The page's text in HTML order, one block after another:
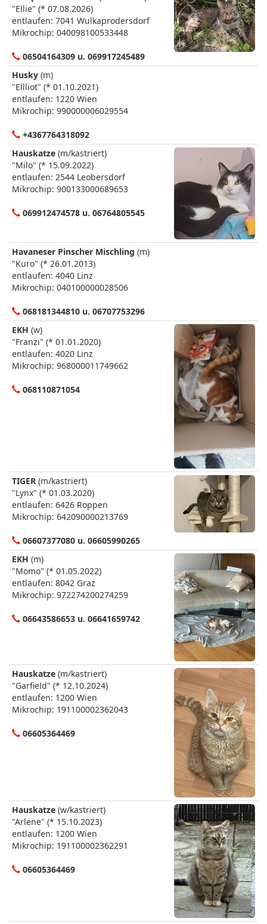
"Ellie" (* 07.08.2026)
entlaufen: 7041 Wulkaprodersdorf
Mikrochip: 040098100533448
06504164309 u. 069917245489
Husky (m)
"Ellliot" (* 01.10.2021)
entlaufen: 1220 Wien
Mikrochip: 990000006029554
+4367764318092
Hauskatze (m/kastriert)
"Milo" (* 15.09.2022)
entlaufen: 2544 Leobersdorf
Mikrochip: 900133000689653
069912474578 u. 06764805545
Havaneser Pinscher Mischling (m)
"Kuro" (* 26.01.2013)
entlaufen: 4040 Linz
Mikrochip: 040100000028506
068181344810 u. 06707753296
EKH (w)
"Franzi" (* 01.01.2020)
entlaufen: 4020 Linz
Mikrochip: 968000011749662
068110871054
TIGER (m/kastriert)
"Lynx" (* 01.03.2020)
entlaufen: 6426 Roppen
Mikrochip: 642090000213769
06607377080 u. 06605990265
EKH (m)
"Momo" (* 01.05.2022)
entlaufen: 8042 Graz
Mikrochip: 972274200274259
06643586653 u. 06641659742
Hauskatze (m/kastriert)
"Garfield" (* 12.10.2024)
entlaufen: 1200 Wien
Mikrochip: 191100002362043
06605364469
Hauskatze (w/kastriert)
"Arlene" (* 15.10.2023)
entlaufen: 1200 Wien
Mikrochip: 191100002362291
06605364469